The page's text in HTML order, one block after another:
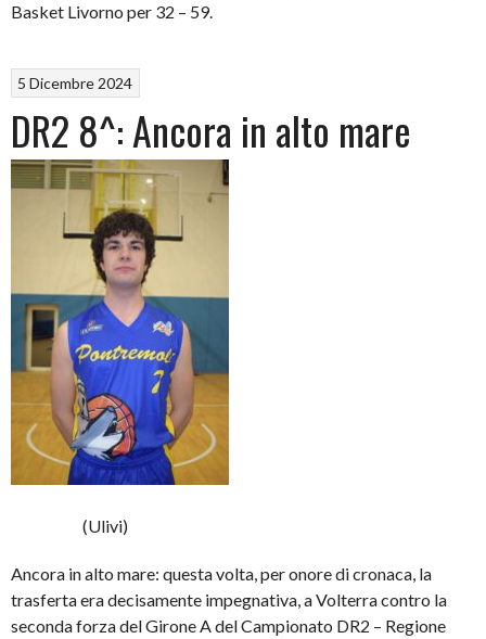
Basket Livorno per 32 – 59.
5 Dicembre 2024
DR2 8^: Ancora in alto mare
(Ulivi)
Ancora in alto mare: questa volta, per onore di cronaca, la
trasferta era decisamente impegnativa, a Volterra contro la
seconda forza del Girone A del Campionato DR2 – Regione